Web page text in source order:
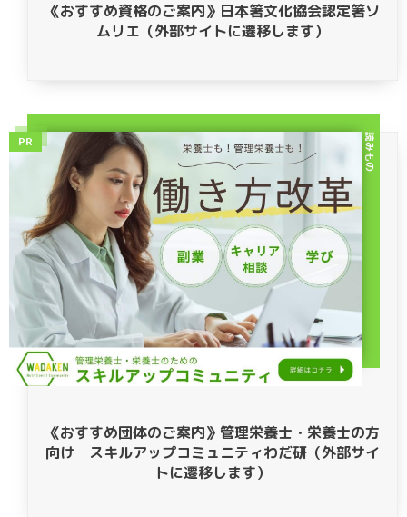
《おすすめ資格のご案内》日本箸文化協会認定箸ソ
ムリエ（外部サイトに遷移します）
読みもの
《おすすめ団体のご案内》管理栄養士・栄養士の方
向け スキルアップコミュニティわだ研（外部サイ
トに遷移します）
PR